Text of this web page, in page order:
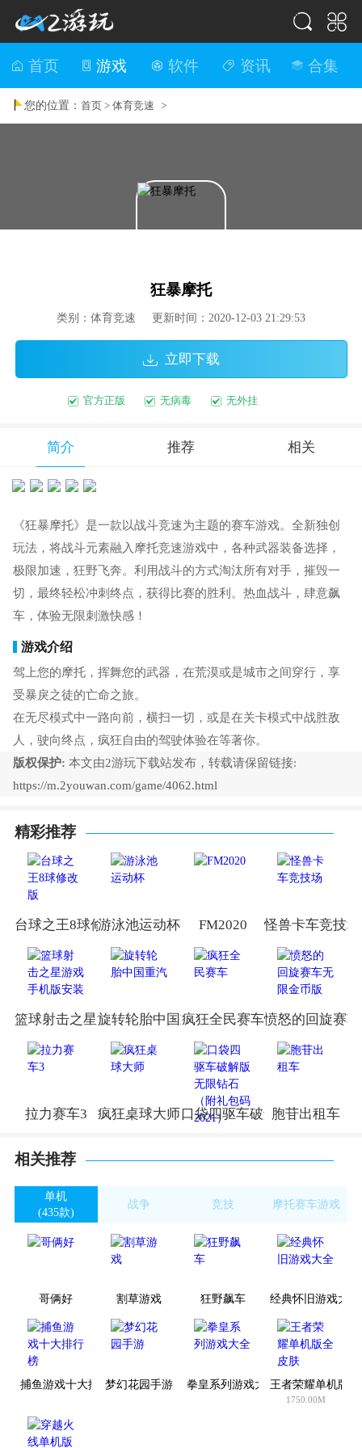
首页 游戏 软件 资讯 合集
您的位置：首页 >体育竞速 >
狂暴摩托
类别：体育竞速 更新时间：2020-12-03 21:29:53
立即下载
官方正版 无病毒 无外挂
简介 推荐 相关
《狂暴摩托》是一款以战斗竞速为主题的赛车游戏。全新独创
玩法，将战斗元素融入摩托竞速游戏中，各种武器装备选择，
极限加速，狂野飞奔。利用战斗的方式淘汰所有对手，摧毁一
切，最终轻松冲刺终点，获得比赛的胜利。热血战斗，肆意飙
车，体验无限刺激快感！
游戏介绍
驾上您的摩托，挥舞您的武器，在荒漠或是城市之间穿行，享
受暴戾之徒的亡命之旅。
在无尽模式中一路向前，横扫一切，或是在关卡模式中战胜敌
人，驶向终点，疯狂自由的驾驶体验在等著你。
版权保护: 本文由2游玩下载站发布，转载请保留链接:
https://m.2youwan.com/game/4062.html
精彩推荐
台球之王8球修改版游泳池运动杯 FM2020 怪兽卡车竞技场
篮球射击之星游戏手机版安装
旋转轮胎中国重汽疯狂全民赛车愤怒的回旋赛
拉力赛车3 疯狂桌球大师口袋四驱车破解版无限钻石
胞苷出租车
相关推荐
单机
(435款)
战争
竞技
摩托赛车游戏
哥俩好 割草游戏 狂野飙车 经典怀旧游戏大全
捕鱼游戏十大排行榜梦幻花园手游 拳皇系列游戏大全王者荣耀单机版
1750.00M